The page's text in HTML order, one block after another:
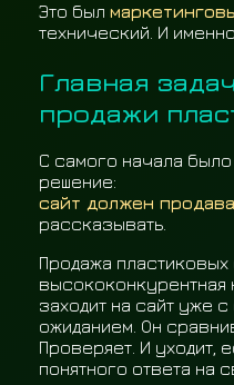
Это был
технический. И
Главная
продажи
С самого начала
решение:
сайт должен
рассказывать.
Продажа
высококонкурентная
заходит на сайт уже
ожиданием. Он
Проверяет. И уходит,
понятного ответа на